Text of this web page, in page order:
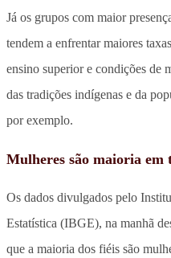
Já os grupos com maior
tendem a enfrentar maiores
ensino superior e condições de
das tradições indígenas e da
por exemplo.
Mulheres são maioria em
Os dados divulgados pelo
Estatística (IBGE), na manhã
que a maioria dos fiéis são